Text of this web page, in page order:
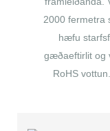
2000 fermetra
hæfu
gæðaeftirlit og
RoHS